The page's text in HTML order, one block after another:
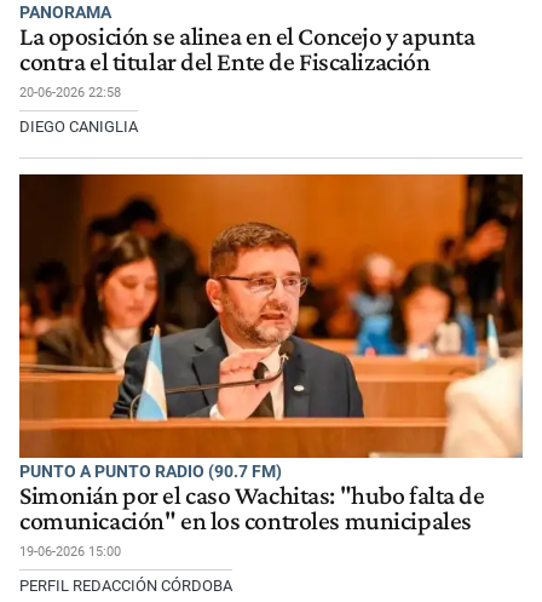
PANORAMA
La oposición se alinea en el Concejo y apunta
contra el titular del Ente de Fiscalización
20-06-2026 22:58
DIEGO CANIGLIA
PUNTO A PUNTO RADIO (90.7 FM)
Simonián por el caso Wachitas: "hubo falta de
comunicación" en los controles municipales
19-06-2026 15:00
PERFIL REDACCIÓN CÓRDOBA